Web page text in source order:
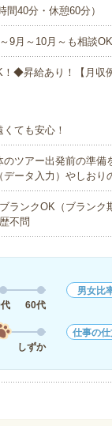
40分・休憩60分）
9月～10月～も相談
◆昇給あり！【月収
ても安心！
ツアー出発前の準
データ入力）やしお
ンクOK（ブランク
不問
60代
男女比
しずか
仕事の仕